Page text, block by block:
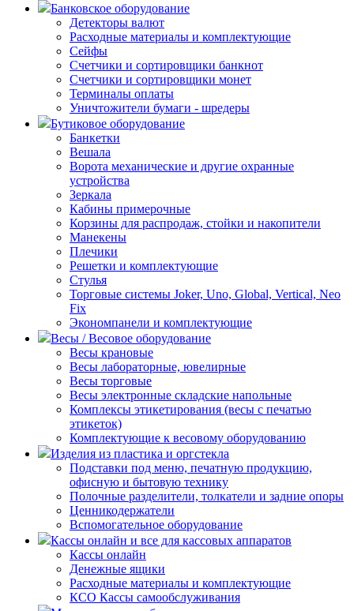
Банковское оборудование
Детекторы валют
Расходные материалы и комплектующие
Сейфы
Счетчики и сортировщики банкнот
Счетчики и сортировщики монет
Терминалы оплаты
Уничтожители бумаги - шредеры
Бутиковое оборудование
Банкетки
Вешала
Ворота механические и другие охранные
устройства
Зеркала
Кабины примерочные
Корзины для распродаж, стойки и накопители
Манекены
Плечики
Решетки и комплектующие
Стулья
Торговые системы Joker, Uno, Global, Vertical, Neo
Fix
Экономпанели и комплектующие
Весы / Весовое оборудование
Весы крановые
Весы лабораторные, ювелирные
Весы торговые
Весы электронные складские напольные
Комплексы этикетирования (весы с печатью
этикеток)
Комплектующие к весовому оборудованию
Изделия из пластика и оргстекла
Подставки под меню, печатную продукцию,
офисную и бытовую технику
Полочные разделители, толкатели и задние опоры
Ценникодержатели
Вспомогательное оборудование
Кассы онлайн и все для кассовых аппаратов
Кассы онлайн
Денежные ящики
Расходные материалы и комплектующие
КСО Кассы самообслуживания